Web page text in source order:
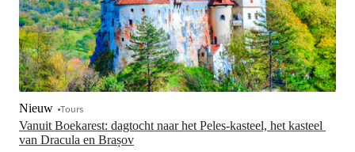
Vanuit Boekarest: dagtocht naar het Peles-kasteel, het kasteel
van Dracula en Brașov
Nieuw Tours